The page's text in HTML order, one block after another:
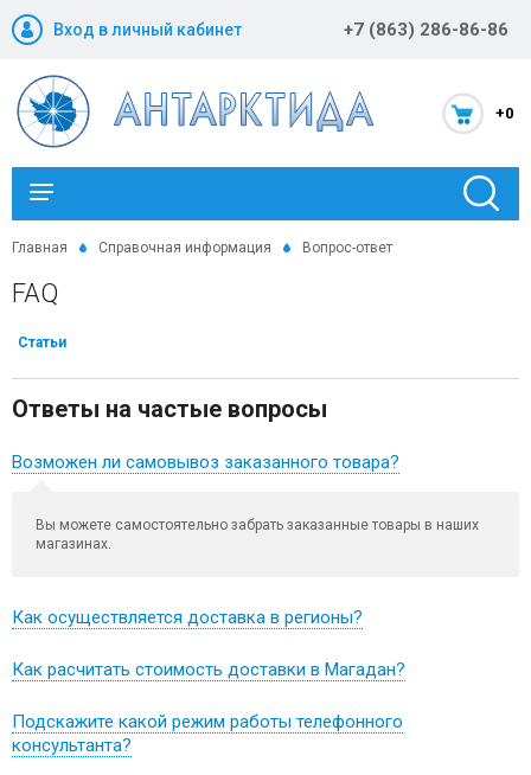
Вход в личный кабинет +7 (863) 286-86-86
+0
Каталог
Компания
Статьи
Главная Справочная информация Вопрос-ответ
FAQ
Статьи
Ответы на частые вопросы
Возможен ли самовывоз заказанного товара?
Вы можете самостоятельно забрать заказанные товары в наших
магазинах.
Как осуществляется доставка в регионы?
Как расчитать стоимость доставки в Магадан?
Подскажите какой режим работы телефонного
консультанта?